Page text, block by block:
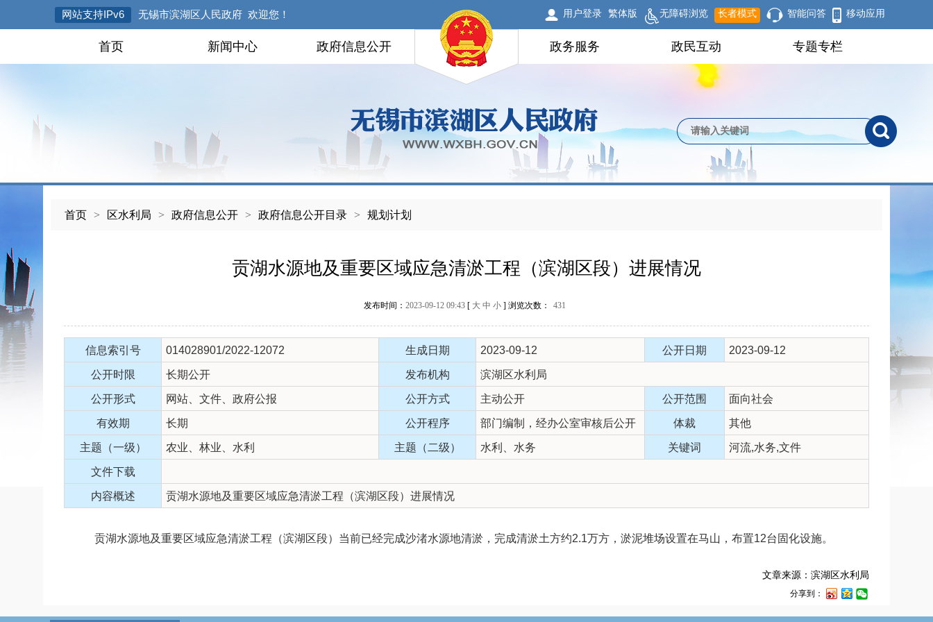
网站支持IPv6 无锡市滨湖区人民政府 欢迎您！ 用户登录 繁体版 无障碍浏览 长者模式 智能问答 移动应用
首页 新闻中心 政府信息公开 政务服务 政民互动 专题专栏
首页 > 区水利局 > 政府信息公开 > 政府信息公开目录 > 规划计划
贡湖水源地及重要区域应急清淤工程（滨湖区段）进展情况
发布时间： 2023-09-12 09:43 [ 大 中 小 ] 浏览次数： 431
信息索引号 014028901/2022-12072 生成日期 2023-09-12 公开日期 2023-09-12
公开时限 长期公开 发布机构 滨湖区水利局
公开形式 网站、文件、政府公报 公开方式 主动公开 公开范围 面向社会
有效期 长期 公开程序 部门编制，经办公室审核后公开 体裁 其他
主题（一级） 农业、林业、水利 主题（二级） 水利、水务 关键词 河流,水务,文件
文件下载
内容概述 贡湖水源地及重要区域应急清淤工程（滨湖区段）进展情况
贡湖水源地及重要区域应急清淤工程（滨湖区段）当前已经完成沙渚水源地清淤，完成清淤土方约2.1万方，淤泥堆场设置在马山，布置12台固化设施。
文章来源：滨湖区水利局
分享到：